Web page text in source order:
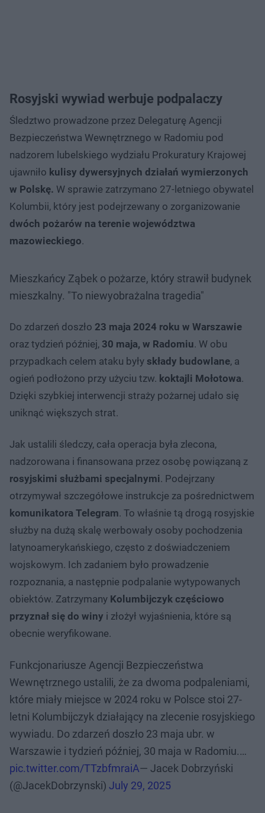
Rosyjski wywiad werbuje podpalaczy
Śledztwo prowadzone przez Delegaturę Agencji
Bezpieczeństwa Wewnętrznego w Radomiu pod
nadzorem lubelskiego wydziału Prokuratury Krajowej
ujawniło kulisy dywersyjnych działań wymierzonych
w Polskę. W sprawie zatrzymano 27-letniego obywatel
Kolumbii, który jest podejrzewany o zorganizowanie
dwóch pożarów na terenie województwa
mazowieckiego.
Mieszkańcy Ząbek o pożarze, który strawił budynek
mieszkalny. "To niewyobrażalna tragedia"
Do zdarzeń doszło 23 maja 2024 roku w Warszawie
oraz tydzień później, 30 maja, w Radomiu. W obu
przypadkach celem ataku były składy budowlane, a
ogień podłożono przy użyciu tzw. koktajli Mołotowa.
Dzięki szybkiej interwencji straży pożarnej udało się
uniknąć większych strat.
Jak ustalili śledczy, cała operacja była zlecona,
nadzorowana i finansowana przez osobę powiązaną z
rosyjskimi służbami specjalnymi. Podejrzany
otrzymywał szczegółowe instrukcje za pośrednictwem
komunikatora Telegram. To właśnie tą drogą rosyjskie
służby na dużą skalę werbowały osoby pochodzenia
latynoamerykańskiego, często z doświadczeniem
wojskowym. Ich zadaniem było prowadzenie
rozpoznania, a następnie podpalanie wytypowanych
obiektów. Zatrzymany Kolumbijczyk częściowo
przyznał się do winy i złożył wyjaśnienia, które są
obecnie weryfikowane.
Funkcjonariusze Agencji Bezpieczeństwa
Wewnętrznego ustalili, że za dwoma podpaleniami,
które miały miejsce w 2024 roku w Polsce stoi 27-
letni Kolumbijczyk działający na zlecenie rosyjskiego
wywiadu. Do zdarzeń doszło 23 maja ubr. w
Warszawie i tydzień później, 30 maja w Radomiu.…
pic.twitter.com/TTzbfmraiA— Jacek Dobrzyński
(@JacekDobrzynski) July 29, 2025